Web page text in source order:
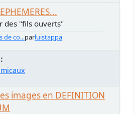
des "fils ouverts"
de co...parluistappa
images en DEFINITION